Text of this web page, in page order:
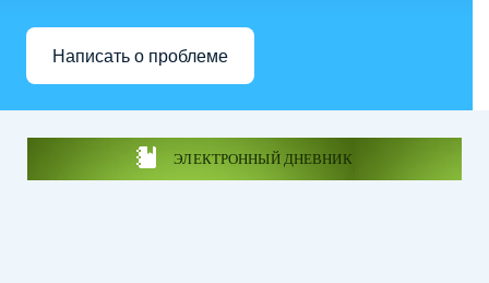
Написать о проблеме
ЭЛЕКТРОННЫЙ ДНЕВНИК